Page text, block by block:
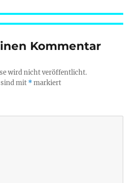
Kommentar
wird nicht veröffentlicht.
mit *markiert